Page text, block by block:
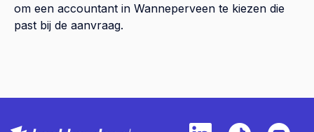
om een accountant in Wanneperveen te kiezen die
past bij de aanvraag.